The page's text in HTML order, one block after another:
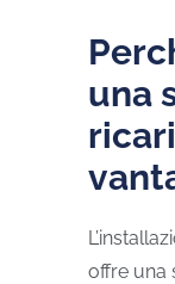
una
offre una